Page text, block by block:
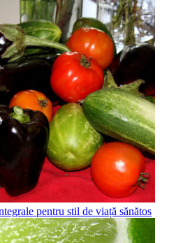
pentru stil de viață sănătos